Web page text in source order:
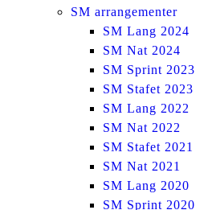
SM arrangementer
SM Lang 2024
SM Nat 2024
SM Sprint 2023
SM Stafet 2023
SM Lang 2022
SM Nat 2022
SM Stafet 2021
SM Nat 2021
SM Lang 2020
SM Sprint 2020